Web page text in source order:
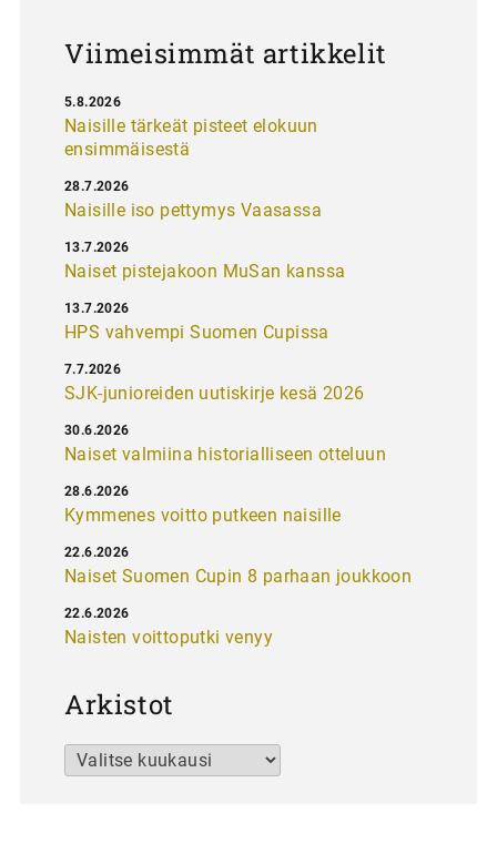
Viimeisimmät artikkelit
Naisille tärkeät pisteet elokuun
ensimmäisestä
5.8.2026
Naisille iso pettymys Vaasassa
28.7.2026
Naiset pistejakoon MuSan kanssa
13.7.2026
HPS vahvempi Suomen Cupissa
13.7.2026
SJK-junioreiden uutiskirje kesä 2026
7.7.2026
Naiset valmiina historialliseen otteluun
30.6.2026
Kymmenes voitto putkeen naisille
28.6.2026
Naiset Suomen Cupin 8 parhaan joukkoon
22.6.2026
Naisten voittoputki venyy
22.6.2026
Arkistot
Arkistot